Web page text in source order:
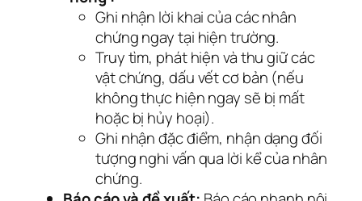
Ghi nhận lời khai của các nhân
chứng ngay tại hiện trường.
Truy tìm, phát hiện và thu giữ các
vật chứng, dấu vết cơ bản (nếu
không thực hiện ngay sẽ bị mất
hoặc bị hủy hoại).
Ghi nhận đặc điểm, nhận dạng đối
tượng nghi vấn qua lời kể của nhân
chứng.